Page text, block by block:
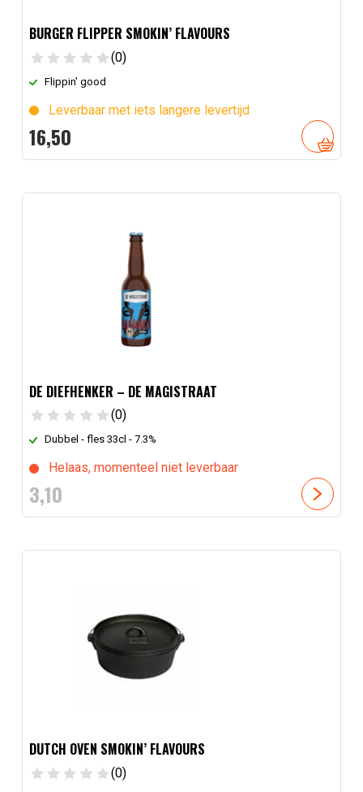
BURGER FLIPPER SMOKIN’ FLAVOURS
(0)
Flippin' good
Leverbaar met iets langere levertijd
16,50
DE DIEFHENKER – DE MAGISTRAAT
(0)
Dubbel - fles 33cl - 7.3%
Helaas, momenteel niet leverbaar
3,10
DUTCH OVEN SMOKIN’ FLAVOURS
(0)